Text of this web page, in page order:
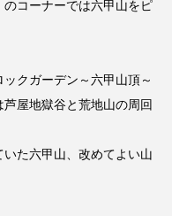
トの山本さん
2026.07.14
コーナーでは六甲山をピ
クガーデン～六甲山頂～
屋地獄谷と荒地山の周回
た六甲山、改めてよい山